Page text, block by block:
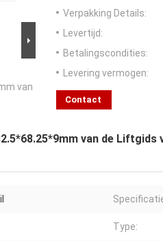
van
Verpakking Details:
Levertijd:
Betalingscondities:
Levering vermogen:
Contact
van de
Type: